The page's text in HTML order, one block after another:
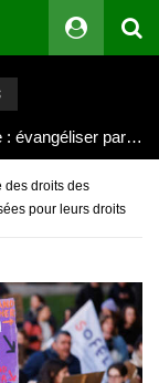
Joy Clerf Derisier, sur les traces de son père : évangéliser par la musique
des droits des
pour leurs droits